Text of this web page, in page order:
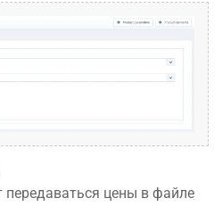
передаваться цены в файле